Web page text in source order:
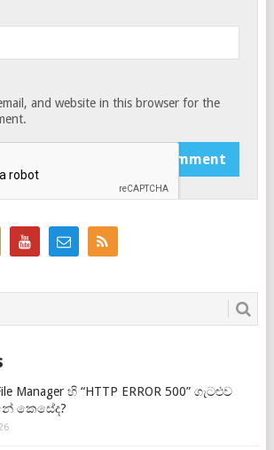
and website in this browser for the
Manager හි “HTTP ERROR 500” ගැටළුව
කෙසේද?